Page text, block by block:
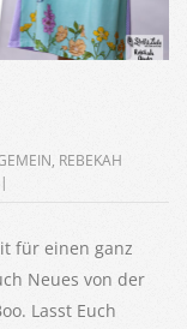
, REBEKAH
für einen ganz
Neues von der
Lasst Euch